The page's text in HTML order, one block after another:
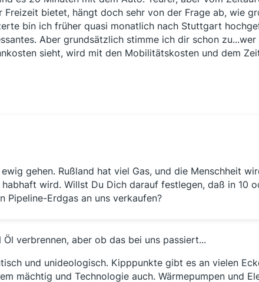
Freizeit bietet, hängt doch sehr von der Frage ab, wie
bin ich früher quasi monatlich nach Stuttgart
Aber grundsätzlich stimme ich dir schon
sieht, wird mit den Mobilitätskosten und dem
gehen. Rußland hat viel Gas, und die Menschheit
habhaft wird. Willst Du Dich darauf festlegen, daß in 10
Pipeline-Erdgas an uns verkaufen?
Öl verbrennen, aber ob das bei uns passiert...
und unideologisch. Kipppunkte gibt es an vielen
mächtig und Technologie auch. Wärmepumpen und